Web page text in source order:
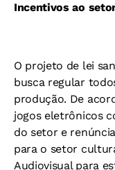
Incentivos ao
O projeto de lei
busca regular
produção. De
jogos eletrônicos
do setor e
para o setor
Audiovisual para